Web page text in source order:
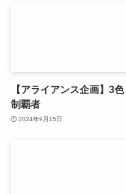
【アライアンス企画】3色
制覇者
2024年9月15日